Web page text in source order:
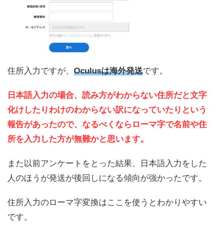
住所入力ですが、 Oculusは海外発送です。
日本語入力の場合、読み方がわからない住所だと文字
化けしたりわけのわからない訳になっていたりという
報告があったので、なるべくならローマ字で名前や住
所を入力した方が無難かと思います。
また以前アンケートをとった結果、日本語入力をした
人のほうが発送が後回しになる傾向が強かったです。
住所入力のローマ字変換はここを使うとわかりやすい
です。